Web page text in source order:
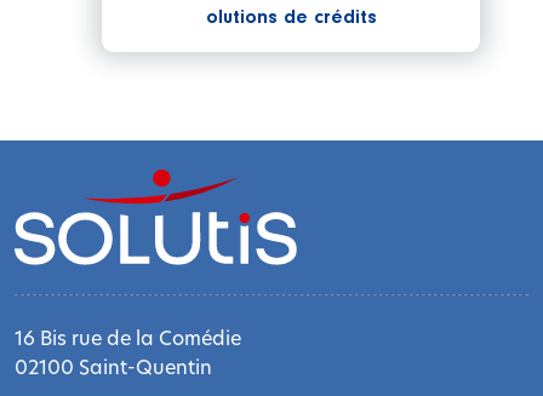
olutions de crédits
16 Bis rue de la Comédie
02100 Saint-Quentin